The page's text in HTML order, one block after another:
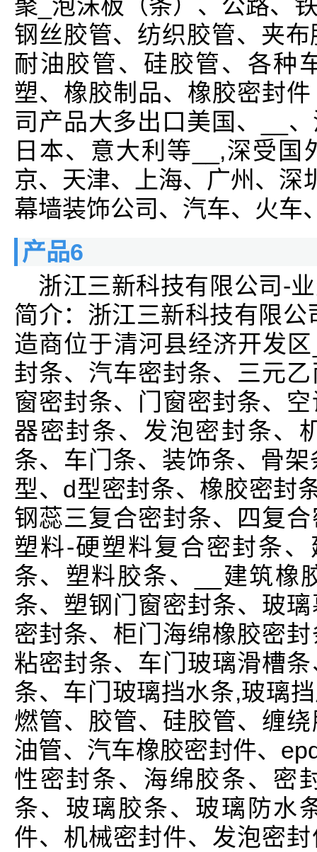
聚_泡沫板（条）、公路、
钢丝胶管、纺织胶管、夹
耐油胶管、硅胶管、各种
塑、橡胶制品、橡胶密封
司产品大多出口美国、__
日本、意大利等__,深受
京、天津、上海、广州、深
幕墙装饰公司、汽车、火车
产品6
浙江三新科技有限公司-
简介：浙江三新科技有限
造商位于清河县经济开发
封条、汽车密封条、三元
窗密封条、门窗密封条、
器密封条、发泡密封条、
条、车门条、装饰条、骨
型、d型密封条、橡胶密封
钢蕊三复合密封条、四复
塑料-硬塑料复合密封条
条、塑料胶条、__建筑橡
条、塑钢门窗密封条、玻
密封条、柜门海绵橡胶密
粘密封条、车门玻璃滑槽
条、车门玻璃挡水条,玻璃
燃管、胶管、硅胶管、缠
油管、汽车橡胶密封件、
性密封条、海绵胶条、密
条、玻璃胶条、玻璃防水
件、机械密封件、发泡密